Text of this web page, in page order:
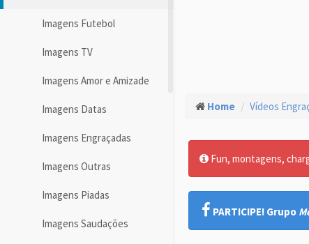
Imagens Futebol
Imagens TV
Imagens Amor e Amizade
Imagens Datas
Imagens Engraçadas
Imagens Outras
Imagens Piadas
Imagens Saudações
Home Vídeos
Fun, montagens,
PARTICIPE! Grupo